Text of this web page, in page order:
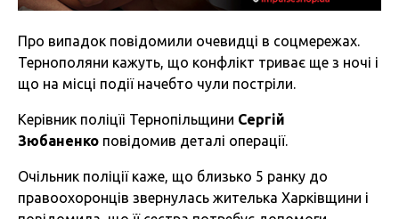
Про випадок повідомили очевидці в соцмережах.
Тернополяни кажуть, що конфлікт триває ще з ночі і
що на місці події начебто чули постріли.
Керівник поліцїі Тернопільщини Сергій
Зюбаненко повідомив деталі операції.
Очільник поліції каже, що близько 5 ранку до
правоохоронців звернулась жителька Харківщини і